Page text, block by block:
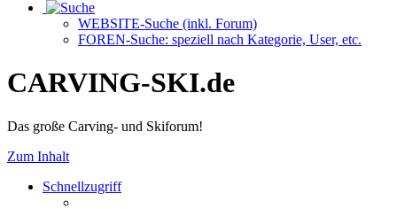
WEBSITE-Suche (inkl. Forum)
FOREN-Suche: speziell nach Kategorie, User, etc.
CARVING-SKI.de
Das große Carving- und Skiforum!
Zum Inhalt
Schnellzugriff